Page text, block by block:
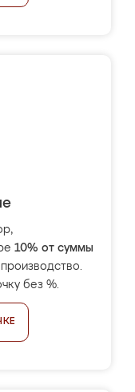
10% от суммы
без %.